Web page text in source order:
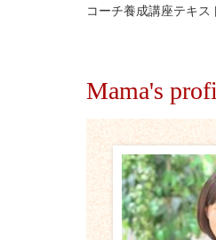
コーチ養成講座テキス
Mama's